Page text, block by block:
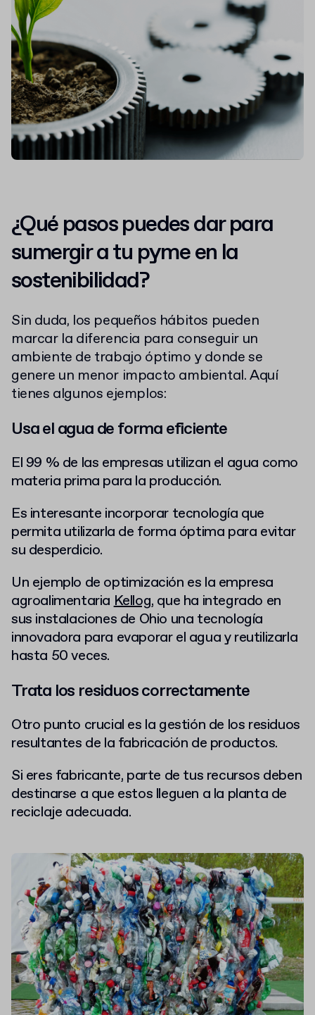
¿Qué pasos puedes dar para
sumergir a tu pyme en la
sostenibilidad?
Sin duda, los pequeños hábitos pueden
marcar la diferencia para conseguir un
ambiente de trabajo óptimo y donde se
genere un menor impacto ambiental. Aquí
tienes algunos ejemplos:
Usa el agua de forma eficiente
El 99 % de las empresas utilizan el agua como
materia prima para la producción.
Es interesante incorporar tecnología que
permita utilizarla de forma óptima para evitar
su desperdicio.
Un ejemplo de optimización es la empresa
agroalimentariaKellog, que ha integrado en
sus instalaciones de Ohio una tecnología
innovadora para evaporar el agua y reutilizarla
hasta 50 veces.
Trata los residuos correctamente
Otro punto crucial es la gestión de los residuos
resultantes de la fabricación de productos.
Si eres fabricante, parte de tus recursos deben
destinarse a que estos lleguen a la planta de
reciclaje adecuada.